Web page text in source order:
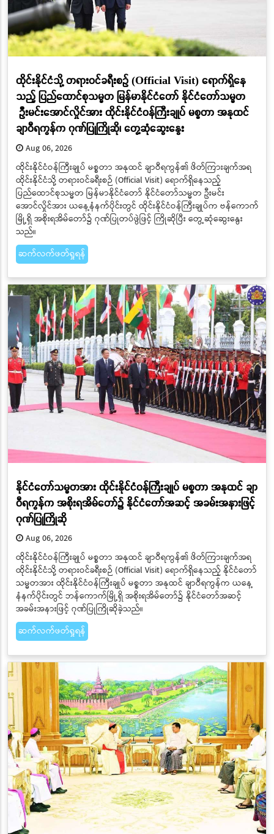
ထိုင်းနိုင်ငံသို့ တရားဝင်ခရီးစဉ် (Official Visit) ရောက်ရှိနေ
သည့် ပြည်ထောင်စုသမ္မတ မြန်မာနိုင်ငံတော် နိုင်ငံတော်သမ္မတ
ဦးမင်းအောင်လှိုင်အား ထိုင်းနိုင်ငံဝန်ကြီးချုပ် မစ္စတာ အနုထင်
ချာဝီရကွန်က ဂုဏ်ပြုကြိုဆို၊ တွေ့ဆုံဆွေးနွေး
Aug 06, 2026
ထိုင်းနိုင်ငံဝန်ကြီးချုပ် မစ္စတာ အနုထင် ချာဝီရကွန်၏ ဖိတ်ကြားချက်အရ
ထိုင်းနိုင်ငံသို့ တရားဝင်ခရီးစဉ် (Official Visit) ရောက်ရှိနေသည့်
ပြည်ထောင်စုသမ္မတ မြန်မာနိုင်ငံတော် နိုင်ငံတော်သမ္မတ ဦးမင်း
အောင်လှိုင်အား ယနေ့နံနက်ပိုင်းတွင် ထိုင်းနိုင်ငံဝန်ကြီးချုပ်က ဗန်ကောက်
မြို့ရှိ အစိုးရအိမ်တော်၌ ဂုဏ်ပြုတပ်ဖွဲဖြင့် ကြိုဆိုပြီး တွေ့ဆုံဆွေးနွေး
သည်။
ဆက်လက်ဖတ်ရှုရန်
နိုင်ငံတော်သမ္မတအား ထိုင်းနိုင်ငံဝန်ကြီးချုပ် မစ္စတာ အနုထင် ချာ
ဝီရကွန်က အစိုးရအိမ်တော်၌ နိုင်ငံတော်အဆင့် အခမ်းအနားဖြင့်
ဂုဏ်ပြုကြိုဆို
Aug 06, 2026
​​​​​​​ထိုင်းနိုင်ငံဝန်ကြီးချုပ် မစ္စတာ အနုထင် ချာဝီရကွန်၏ ဖိတ်ကြားချက်အရ
ထိုင်းနိုင်ငံသို့ တရားဝင်ခရီးစဉ် (Official Visit) ရောက်ရှိနေသည့် နိုင်ငံတော်
သမ္မတအား ထိုင်းနိုင်ငံဝန်ကြီးချုပ် မစ္စတာ အနုထင် ချာဝီရကွန်က ယနေ့
နံနက်ပိုင်းတွင် ဘန်ကောက်မြို့ရှိ အစိုးရအိမ်တော်၌ နိုင်ငံတော်အဆင့်
အခမ်းအနားဖြင့် ဂုဏ်ပြုကြိုဆိုခဲ့သည်။
ဆက်လက်ဖတ်ရှုရန်